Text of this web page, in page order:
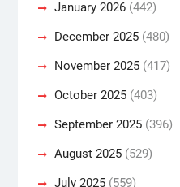
January 2026(442)
December 2025(480)
November 2025(417)
October 2025(403)
September 2025(396)
August 2025(529)
July 2025(559)